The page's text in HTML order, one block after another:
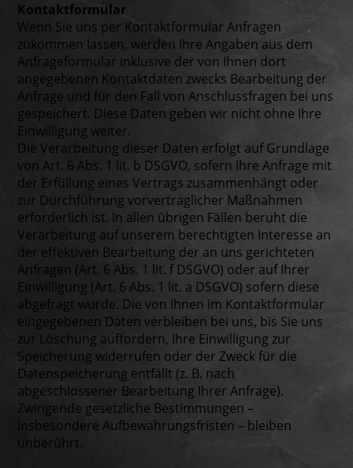
Kontaktformular
Wenn Sie uns per Kontaktformular Anfragen
zukommen lassen, werden Ihre Angaben aus dem
Anfrageformular inklusive der von Ihnen dort
angegebenen Kontaktdaten zwecks Bearbeitung der
Anfrage und für den Fall von Anschlussfragen bei uns
gespeichert. Diese Daten geben wir nicht ohne Ihre
Einwilligung weiter.
Die Verarbeitung dieser Daten erfolgt auf Grundlage
von Art. 6 Abs. 1 lit. b DSGVO, sofern Ihre Anfrage mit
der Erfüllung eines Vertrags zusammenhängt oder
zur Durchführung vorvertraglicher Maßnahmen
erforderlich ist. In allen übrigen Fällen beruht die
Verarbeitung auf unserem berechtigten Interesse an
der effektiven Bearbeitung der an uns gerichteten
Anfragen (Art. 6 Abs. 1 lit. f DSGVO) oder auf Ihrer
Einwilligung (Art. 6 Abs. 1 lit. a DSGVO) sofern diese
abgefragt wurde. Die von Ihnen im Kontaktformular
eingegebenen Daten verbleiben bei uns, bis Sie uns
zur Löschung auffordern, Ihre Einwilligung zur
Speicherung widerrufen oder der Zweck für die
Datenspeicherung entfällt (z. B. nach
abgeschlossener Bearbeitung Ihrer Anfrage).
Zwingende gesetzliche Bestimmungen –
insbesondere Aufbewahrungsfristen – bleiben
unberührt.